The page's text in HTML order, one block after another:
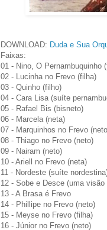
DOWNLOAD: Duda e Sua
Faixas:
01 - Nino, O Pernambuquinho
02 - Lucinha no Frevo (filha)
03 - Quinho (filho)
04 - Cara Lisa (suíte
05 - Rafael Bis (bisneto)
06 - Marcela (neta)
07 - Marquinhos no Frevo
08 - Thiago no Frevo (neto)
09 - Nairam (neto)
10 - Ariell no Frevo (neta)
11 - Nordeste (suíte
12 - Sobe e Desce (uma visão
13 - A Brasa é Frevo
14 - Phillipe no Frevo (neto)
15 - Meyse no Frevo (filha)
16 - Júnior no Frevo (neto)